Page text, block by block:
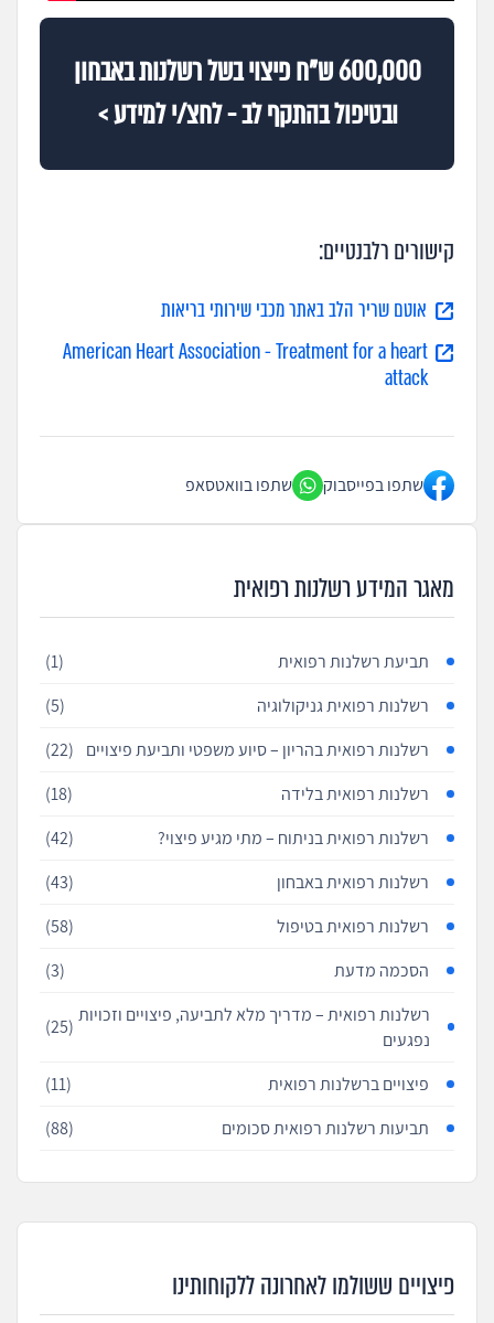
600,000 ש"ח פיצוי בשל רשלנות באבחון
ובטיפול בהתקף לב - לחצ/י למידע >
קישורים רלבנטיים:
אוטם שריר הלב באתר מכבי שירותי בריאות
American Heart Association - Treatment for a heart
attack
שתפו בפייסבוק שתפו בוואטסאפ
מאגר המידע רשלנות רפואית
תביעת רשלנות רפואית
(1)
רשלנות רפואית גניקולוגיה
(5)
רשלנות רפואית בהריון – סיוע משפטי ותביעת פיצויים
(22)
רשלנות רפואית בלידה
(18)
רשלנות רפואית בניתוח – מתי מגיע פיצוי?
(42)
רשלנות רפואית באבחון
(43)
רשלנות רפואית בטיפול
(58)
הסכמה מדעת
(3)
רשלנות רפואית – מדריך מלא לתביעה, פיצויים וזכויות
נפגעים
(25)
פיצויים ברשלנות רפואית
(11)
תביעות רשלנות רפואית סכומים
(88)
פיצויים ששולמו לאחרונה ללקוחותינו